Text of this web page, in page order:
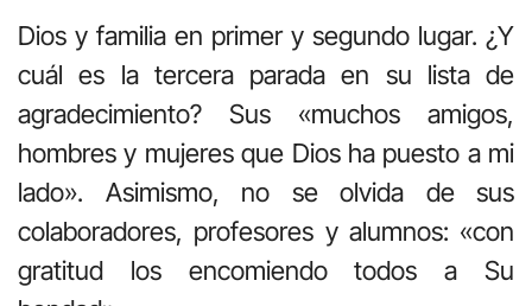
Dios y familia en primer y segundo lugar. ¿Y
cuál es la tercera parada en su lista de
agradecimiento? Sus «muchos amigos,
hombres y mujeres que Dios ha puesto a mi
lado». Asimismo, no se olvida de sus
colaboradores, profesores y alumnos: «con
gratitud los encomiendo todos a Su